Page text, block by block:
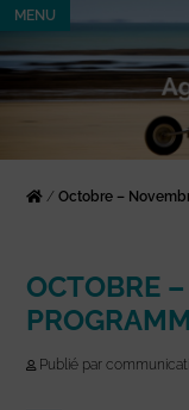
MENU
/Octobre –
OCTOBRE
Publié par